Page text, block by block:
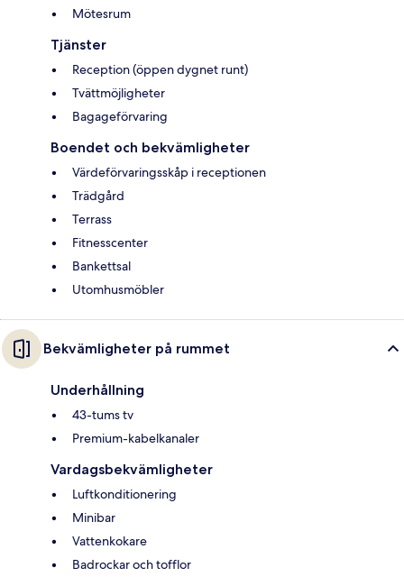
Mötesrum
Tjänster
Reception (öppen dygnet runt)
Tvättmöjligheter
Bagageförvaring
Boendet och bekvämligheter
Värdeförvaringsskåp i receptionen
Trädgård
Terrass
Fitnesscenter
Bankettsal
Utomhusmöbler
Bekvämligheter på rummet
Underhållning
43-tums tv
Premium-kabelkanaler
Vardagsbekvämligheter
Luftkonditionering
Minibar
Vattenkokare
Badrockar och tofflor